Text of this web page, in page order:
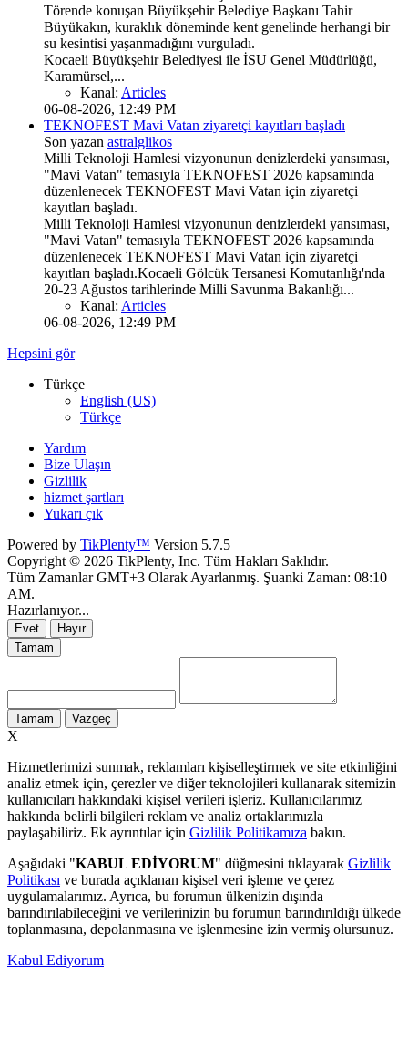
Törende konuşan Büyükşehir Belediye Başkanı Tahir
Büyükakın, kuraklık döneminde kent genelinde herhangi bir
su kesintisi yaşanmadığını vurguladı.
Kocaeli Büyükşehir Belediyesi ile İSU Genel Müdürlüğü,
Karamürsel,...
Kanal: Articles
06-08-2026, 12:49 PM
TEKNOFEST Mavi Vatan ziyaretçi kayıtları başladı
Son yazan astralglikos
Milli Teknoloji Hamlesi vizyonunun denizlerdeki yansıması,
"Mavi Vatan" temasıyla TEKNOFEST 2026 kapsamında
düzenlenecek TEKNOFEST Mavi Vatan için ziyaretçi
kayıtları başladı.
Milli Teknoloji Hamlesi vizyonunun denizlerdeki yansıması,
"Mavi Vatan" temasıyla TEKNOFEST 2026 kapsamında
düzenlenecek TEKNOFEST Mavi Vatan için ziyaretçi
kayıtları başladı.Kocaeli Gölcük Tersanesi Komutanlığı'nda
20-23 Ağustos tarihlerinde Milli Savunma Bakanlığı...
Kanal: Articles
06-08-2026, 12:49 PM
Hepsini gör
Türkçe
English (US)
Türkçe
Yardım
Bize Ulaşın
Gizlilik
hizmet şartları
Yukarı çık
Powered by TikPlenty™ Version 5.7.5
Copyright © 2026 TikPlenty, Inc. Tüm Hakları Saklıdır.
Tüm Zamanlar GMT+3 Olarak Ayarlanmış. Şuanki Zaman: 08:10
AM.
Hazırlanıyor...
Evet
Hayır
Tamam
Tamam Vazgeç
X
Hizmetlerimizi sunmak, reklamları kişiselleştirmek ve site etkinliğini
analiz etmek için, çerezler ve diğer teknolojileri kullanarak sitemizin
kullanıcıları hakkındaki kişisel verileri işleriz. Kullanıcılarımız
hakkında belirli bilgileri reklam ve analiz ortaklarımızla
paylaşabiliriz. Ek ayrıntılar için Gizlilik Politikamıza bakın.
Aşağıdaki "KABUL EDİYORUM" düğmesini tıklayarak Gizlilik
Politikası ve burada açıklanan kişisel veri işleme ve çerez
uygulamalarımız. Ayrıca, bu forumun ülkenizin dışında
barındırılabileceğini ve verilerinizin bu forumun barındırıldığı ülkede
toplanmasına, depolanmasına ve işlenmesine izin vermiş olursunuz.
Kabul Ediyorum